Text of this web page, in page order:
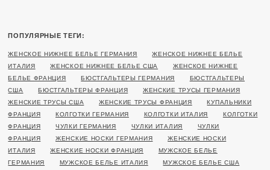
ПОПУЛЯРНЫЕ ТЕГИ:
ЖЕНСКОЕ НИЖНЕЕ БЕЛЬЕ ГЕРМАНИЯ
ЖЕНСКОЕ НИЖНЕЕ БЕЛЬЕ
ИТАЛИЯ
ЖЕНСКОЕ НИЖНЕЕ БЕЛЬЕ США
ЖЕНСКОЕ НИЖНЕЕ
БЕЛЬЕ ФРАНЦИЯ
БЮСТГАЛЬТЕРЫ ГЕРМАНИЯ
БЮСТГАЛЬТЕРЫ
США
БЮСТГАЛЬТЕРЫ ФРАНЦИЯ
ЖЕНСКИЕ ТРУСЫ ГЕРМАНИЯ
ЖЕНСКИЕ ТРУСЫ США
ЖЕНСКИЕ ТРУСЫ ФРАНЦИЯ
КУПАЛЬНИКИ
ФРАНЦИЯ
КОЛГОТКИ ГЕРМАНИЯ КОЛГОТКИ ИТАЛИЯ
КОЛГОТКИ
ФРАНЦИЯ
ЧУЛКИ ГЕРМАНИЯ ЧУЛКИ ИТАЛИЯ
ЧУЛКИ
ФРАНЦИЯ
ЖЕНСКИЕ НОСКИ ГЕРМАНИЯ
ЖЕНСКИЕ НОСКИ
ИТАЛИЯ
ЖЕНСКИЕ НОСКИ ФРАНЦИЯ
МУЖСКОЕ БЕЛЬЕ
ГЕРМАНИЯ
МУЖСКОЕ БЕЛЬЕ ИТАЛИЯ
МУЖСКОЕ БЕЛЬЕ США